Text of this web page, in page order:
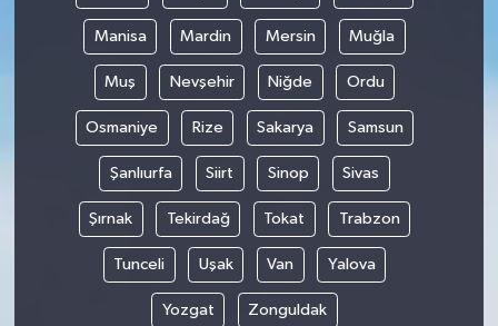
Manisa Mardin Mersin Muğla
Muş Nevşehir Niğde Ordu
Osmaniye Rize Sakarya Samsun
Şanlıurfa Siirt Sinop Sivas
Şırnak Tekirdağ Tokat Trabzon
Tunceli Uşak Van Yalova
Yozgat Zonguldak